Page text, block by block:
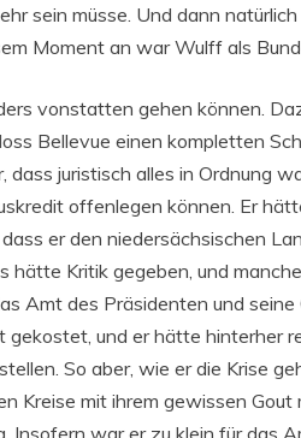
sein müsse. Und dann
Moment an war Wulff als
vonstatten gehen können.
Bellevue einen kompletten
dass juristisch alles in Ordnung
offenlegen können. Er
er den niedersächsischen
hätte Kritik gegeben, und
Amt des Präsidenten und
und er hätte hinterher
So aber, wie er die Krise
Kreise mit ihrem gewissen
Insofern war er zu klein für das